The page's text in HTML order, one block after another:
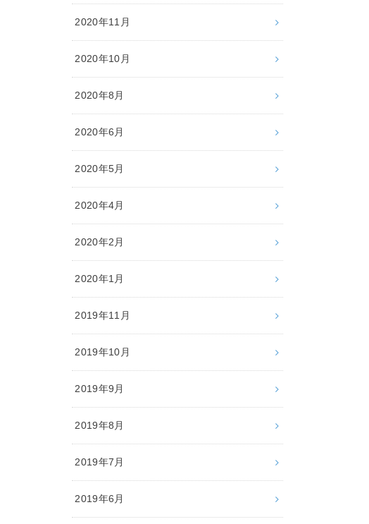
2020年11月
2020年10月
2020年8月
2020年6月
2020年5月
2020年4月
2020年2月
2020年1月
2019年11月
2019年10月
2019年9月
2019年8月
2019年7月
2019年6月